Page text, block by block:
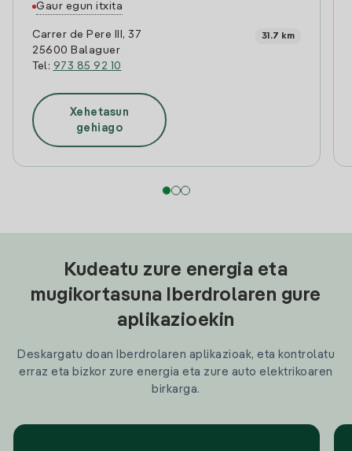
Gaur egun itxita
Carrer de Pere III, 37
25600 Balaguer
Tel: 973 85 92 10
31.7 km
Xehetasun
gehiago
Kudeatu zure energia eta
mugikortasuna Iberdrolaren gure
aplikazioekin
Deskargatu doan Iberdrolaren aplikazioak, eta kontrolatu
erraz eta bizkor zure energia eta zure auto elektrikoaren
birkarga.